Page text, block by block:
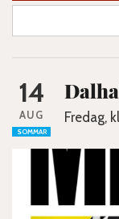
14
AUG
SOMMAR
Fredag,